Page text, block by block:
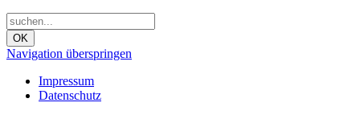
OK
Navigation überspringen
Impressum
Datenschutz